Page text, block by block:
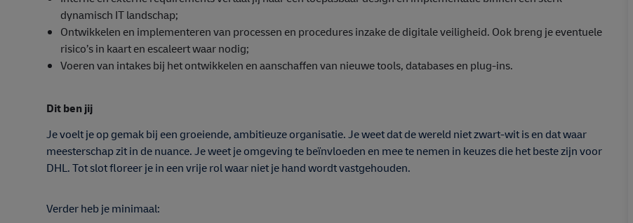
dynamisch IT landschap;
Ontwikkelen en implementeren van processen en procedures inzake de digitale veiligheid. Ook breng je eventuele
risico’s in kaart en escaleert waar nodig;
Voeren van intakes bij het ontwikkelen en aanschaffen van nieuwe tools, databases en plug-ins.
Dit ben jij
Je voelt je op gemak bij een groeiende, ambitieuze organisatie. Je weet dat de wereld niet zwart-wit is en dat waar
meesterschap zit in de nuance. Je weet je omgeving te beïnvloeden en mee te nemen in keuzes die het beste zijn voor
DHL. Tot slot floreer je in een vrije rol waar niet je hand wordt vastgehouden.
Verder heb je minimaal: